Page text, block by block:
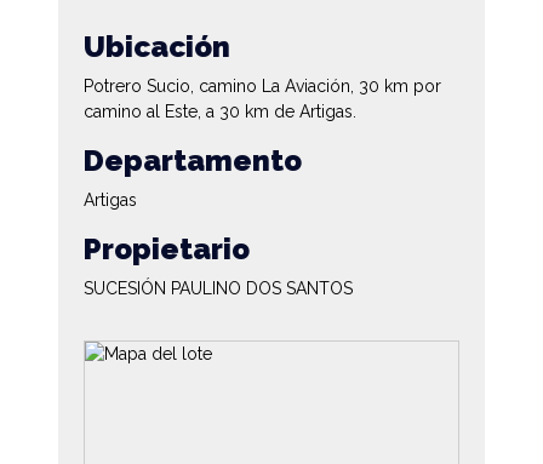
Ubicación
Potrero Sucio, camino La Aviación, 30 km por
camino al Este, a 30 km de Artigas.
Departamento
Artigas
Propietario
SUCESIÓN PAULINO DOS SANTOS